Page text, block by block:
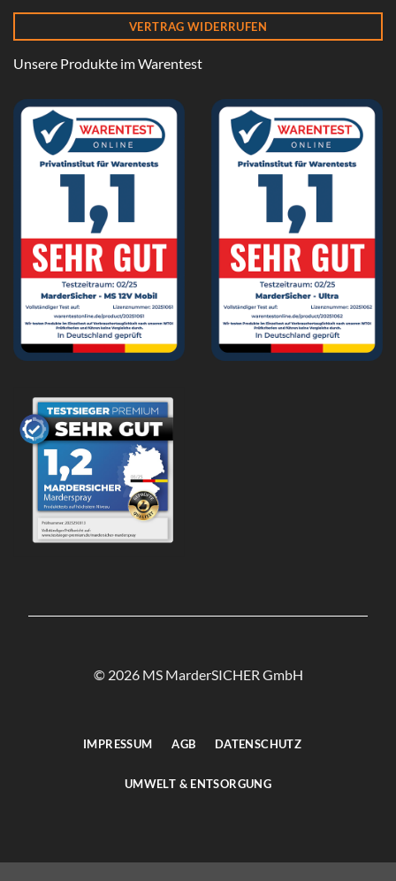
VERTRAG WIDERRUFEN
Unsere Produkte im Warentest
© 2026 MS MarderSICHER GmbH
IMPRESSUM AGB DATENSCHUTZ
UMWELT & ENTSORGUNG